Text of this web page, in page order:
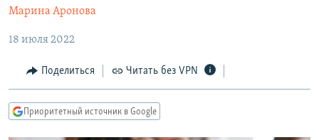
навигации
Вернутся
поиску
КУЛЬТУРА
IDEL.РЕАЛИИ
КАВКАЗ.РЕАЛИИ
СИБИРЬ.РЕАЛИИ
Марина Аронова
18 июля 2022
Поделиться Читать без VPN
Приоритетный источник в Google